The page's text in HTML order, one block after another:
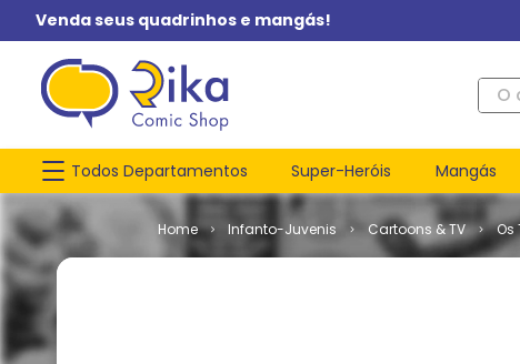
Venda seus quadrinhos e mangás!
O
Todos Departamentos Super-Heróis Mangás
Infanto-Juvenis Cartoons & TV Os